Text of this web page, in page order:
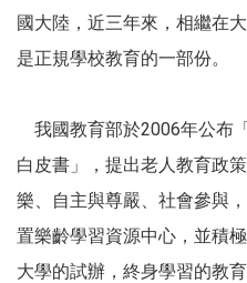
國大陸，近三年來，相繼在
是正規學校教育的一部份。
我國教育部於2006年公布
白皮書」，提出老人教育政
樂、自主與尊嚴、社會參與
置樂齡學習資源中心，並積
大學的試辦，終身學習的教